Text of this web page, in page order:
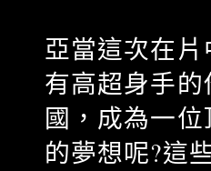
亞當這次在
有高超身手
國，成為一
的夢想呢?這